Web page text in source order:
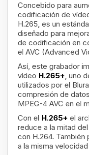
Concebido para
codificación de
H.265, es un
diseñado para
de codificación en
el AVC (Advanced
Así, este grabador
vídeo H.265+, uno
utilizados por el
compresión de
MPEG-4 AVC en el
Con el H.265+ el
reduce a la mitad
con H.264. También
a la misma